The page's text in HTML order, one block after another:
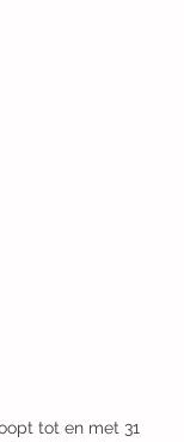
tot en met 31